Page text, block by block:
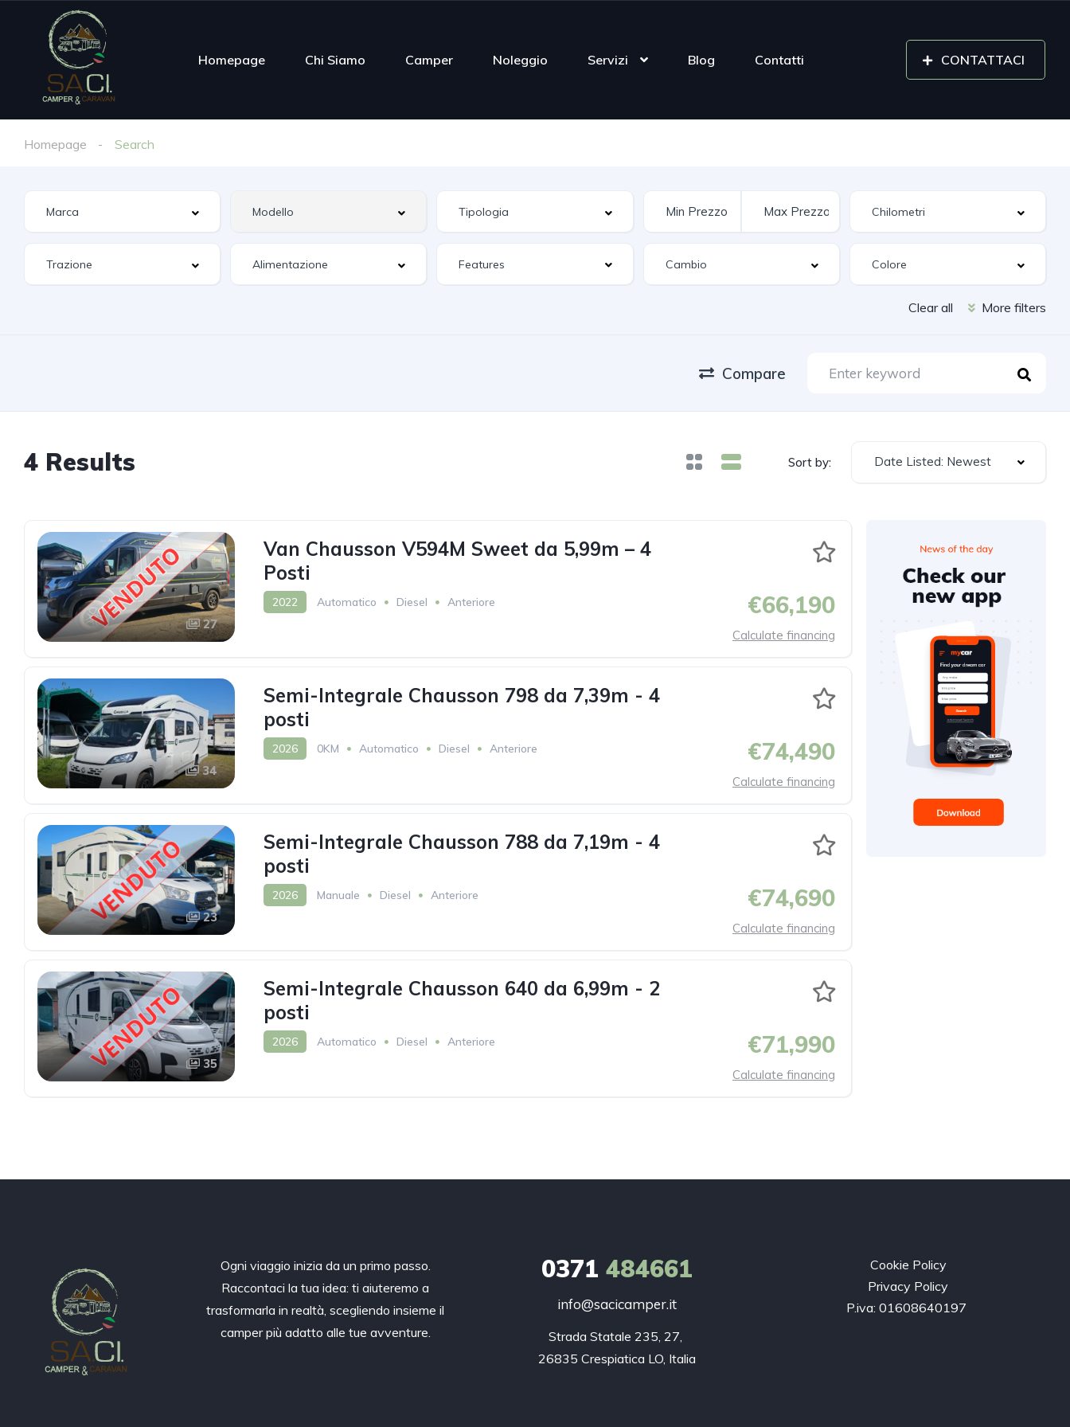
Homepage Chi Siamo Camper Noleggio Servizi Blog Contatti CONTATTACI
Homepage Search
Features
Clear all More filters
Compare
4 Results Sort by: Date Listed: Newest
27
Van Chausson V594M Sweet da 5,99m – 4
Posti
2022 Automatico Diesel Anteriore €66,190
Calculate financing
34
Semi-Integrale Chausson 798 da 7,39m - 4
posti
2026 0KM Automatico Diesel Anteriore €74,490
Calculate financing
23
Semi-Integrale Chausson 788 da 7,19m - 4
posti
2026 Manuale Diesel Anteriore €74,690
Calculate financing
35
Semi-Integrale Chausson 640 da 6,99m - 2
posti
2026 Automatico Diesel Anteriore €71,990
Calculate financing
Ogni viaggio inizia da un primo passo.
Raccontaci la tua idea: ti aiuteremo a
trasformarla in realtà, scegliendo insieme il
camper più adatto alle tue avventure.
0371 484661
info@sacicamper.it
Strada Statale 235, 27,
26835 Crespiatica LO, Italia
Cookie Policy
Privacy Policy
P.iva: 01608640197